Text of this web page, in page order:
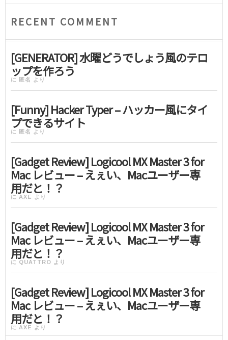
RECENT COMMENT
[GENERATOR] 水曜どうでしょう風のテロ
ップを作ろう
に 匿名 より
[Funny] Hacker Typer – ハッカー風にタイ
プできるサイト
に 匿名 より
[Gadget Review] Logicool MX Master 3 for
Mac レビュー – えぇい、Macユーザー専
用だと！？
に AXE より
[Gadget Review] Logicool MX Master 3 for
Mac レビュー – えぇい、Macユーザー専
用だと！？
に QUATTRO より
[Gadget Review] Logicool MX Master 3 for
Mac レビュー – えぇい、Macユーザー専
用だと！？
に AXE より